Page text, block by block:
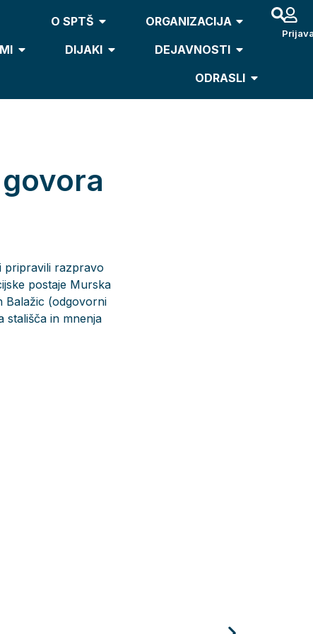
O SPTŠ
ORGANIZACIJA
DIJAKI
DEJAVNOSTI
ODRASLI
pripravili razpravo
postaje Murska
Balažic (odgovorni
stališča in mnenja